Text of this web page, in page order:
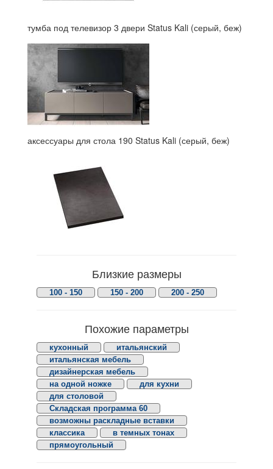
тумба под телевизор 3 двери Status Kali (серый, беж)
аксессуары для стола 190 Status Kali (серый, беж)
Близкие размеры
100 - 150 150 - 200 200 - 250
Похожие параметры
кухонный
итальянский
итальянская мебель
дизайнерская мебель
на одной ножке
для кухни
для столовой
Складская программа 60
возможны раскладные вставки
классика
в темных тонах
прямоугольный